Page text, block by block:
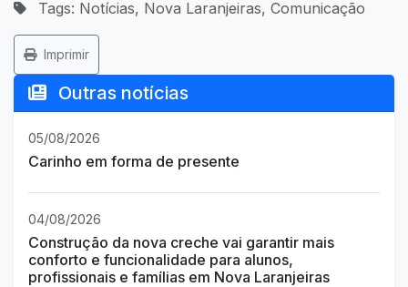
Tags: Notícias, Nova Laranjeiras, Comunicação
Imprimir
Outras notícias
05/08/2026
Carinho em forma de presente
04/08/2026
Construção da nova creche vai garantir mais
conforto e funcionalidade para alunos,
profissionais e famílias em Nova Laranjeiras